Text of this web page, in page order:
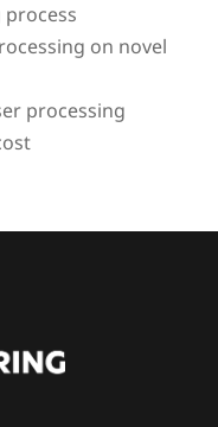
on novel
processing